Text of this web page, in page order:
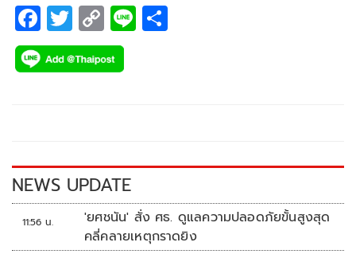
F
ac
e
k
T
wi
tt
C
o
p
k
Li
NEWS UPDATE
11:56 น.
'ยศชนัน' สั่ง ศธ. ดูแลความปลอดภัยขั้นสูงสุด
คลี่คลายเหตุกราดยิง